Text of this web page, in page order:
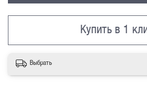
Купить в 1
Выбрать